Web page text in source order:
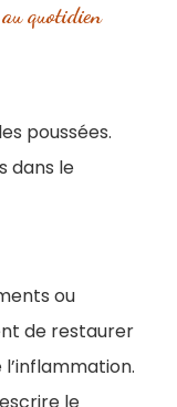
quotidien
poussées.
dans le
ou
de restaurer
le